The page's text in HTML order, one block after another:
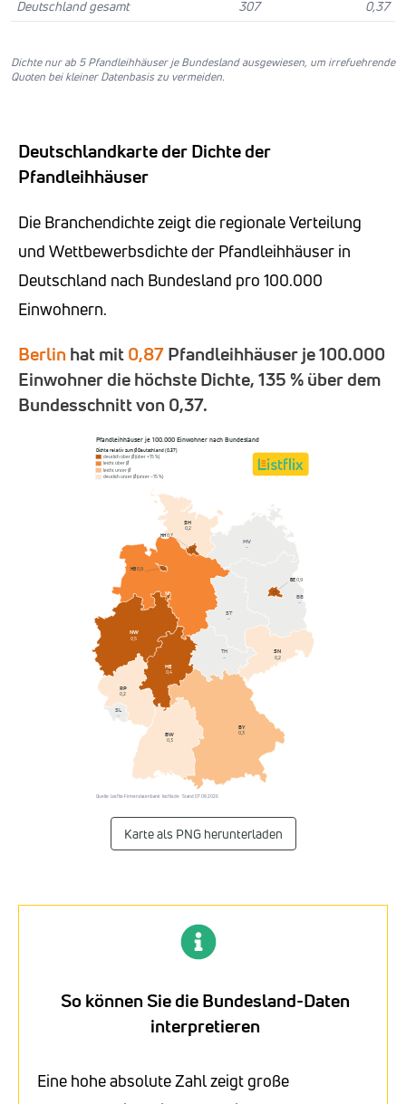
Deutschland gesamt
307 0,37
Dichte nur ab 5 Pfandleihhäuser je Bundesland ausgewiesen, um irrefuehrende
Quoten bei kleiner Datenbasis zu vermeiden.
Deutschlandkarte der Dichte der
Pfandleihhäuser
Die Branchendichte zeigt die regionale Verteilung
und Wettbewerbsdichte der Pfandleihhäuser in
Deutschland nach Bundesland pro 100.000
Einwohnern.
Berlin hat mit0,87Pfandleihhäuser je 100.000
Einwohner die höchste Dichte, 135 % über dem
Bundesschnitt von 0,37.
Pfandleihhäuser je 100.000 Einwohner nach Bundesland
Dichte relativ zum Ø Deutschland (0,37)
deutlich über Ø (über +15 %)
leicht über Ø
leicht unter Ø
deutlich unter Ø (unter −15 %)
BW
0,3
BY
0,3
BB
–
HE
0,4
MV
–
NI
0,4
NW
0,5
RP
0,2
SL
–
ST
–
SN
0,2
SH
0,2
TH
–
BE0,9
HB0,9
HH0,7
Quelle: Listflix-Firmendatenbank · listflix.de · Stand 07.08.2026
Karte als PNG herunterladen
So können Sie die Bundesland-Daten
interpretieren
Eine hohe absolute Zahl zeigt große